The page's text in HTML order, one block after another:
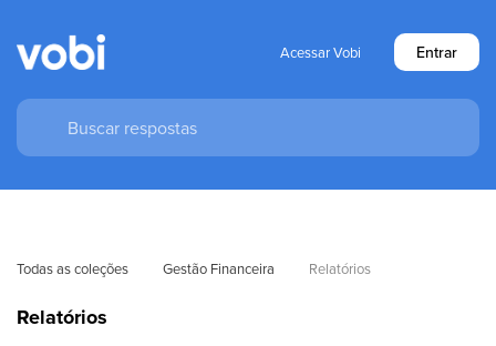
Acessar Vobi Entrar
Todas as coleções Gestão Financeira Relatórios
Relatórios